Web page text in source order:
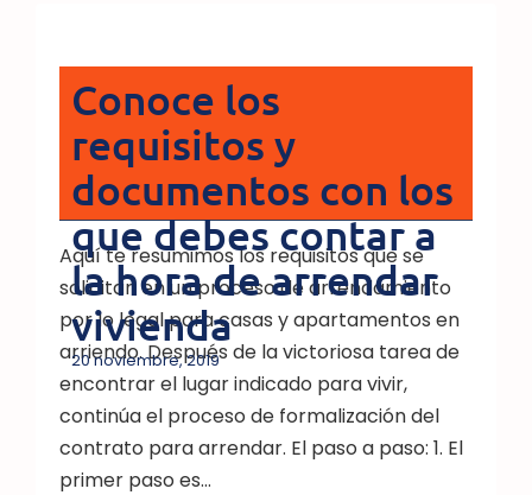
Conoce los
requisitos y
documentos con los
que debes contar a
la hora de arrendar
vivienda
20 noviembre, 2019
Aquí te resumimos los requisitos que se
solicitan en un proceso de arrendamiento
por lo legal para casas y apartamentos en
arriendo. Después de la victoriosa tarea de
encontrar el lugar indicado para vivir,
continúa el proceso de formalización del
contrato para arrendar. El paso a paso: 1. El
primer paso es…